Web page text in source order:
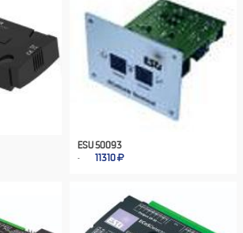
ESU 50093
11310